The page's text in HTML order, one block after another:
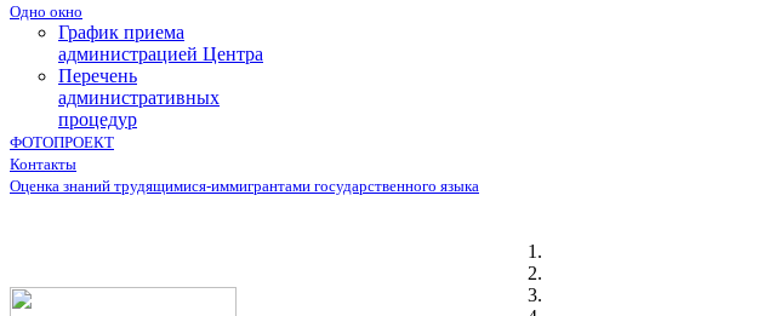
Одно окно
График приема
администрацией Центра
Перечень
административных
процедур
ФОТОПРОЕКТ
Контакты
Оценка знаний трудящимися-иммигрантами государственного языка